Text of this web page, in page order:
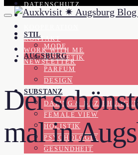
DATENSCHUTZ
PRESSE
KONTAKT
WORK WITH ME
NEWSLETTER
STIL
MODE
KOSMETIK
PARFUM
DESIGN
SUBSTANZ
DATING &
FEMALE VIEW
HOLISTIK
PSYCHOLOGIE
GESUNDHEIT
AUGSBURG
Der
mal in